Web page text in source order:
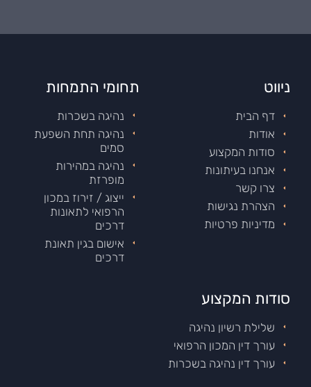
ניווט
דף הבית
אודות
סודות המקצוע
אנחנו בעיתונות
צרו קשר
הצהרת נגישות
מדיניות פרטיות
תחומי התמחות
נהיגה בשכרות
נהיגה תחת השפעת
סמים
נהיגה במהירות
מופרזת
ייצוג / זירוז במכון
הרפואי לתאונות
דרכים
אישום בגין תאונת
דרכים
סודות המקצוע
שלילת רשיון נהיגה
עורך דין המכון הרפואי
עורך דין נהיגה בשכרות